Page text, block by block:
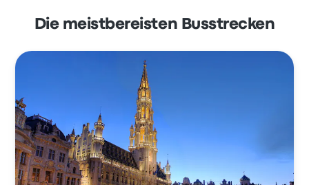
Die meistbereisten Busstrecken